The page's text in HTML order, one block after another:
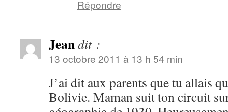
Répondre
Jeandit :
13 octobre 2011 à 13 h 54 min
J’ai dit aux parents que tu allais
Bolivie. Maman suit ton circuit